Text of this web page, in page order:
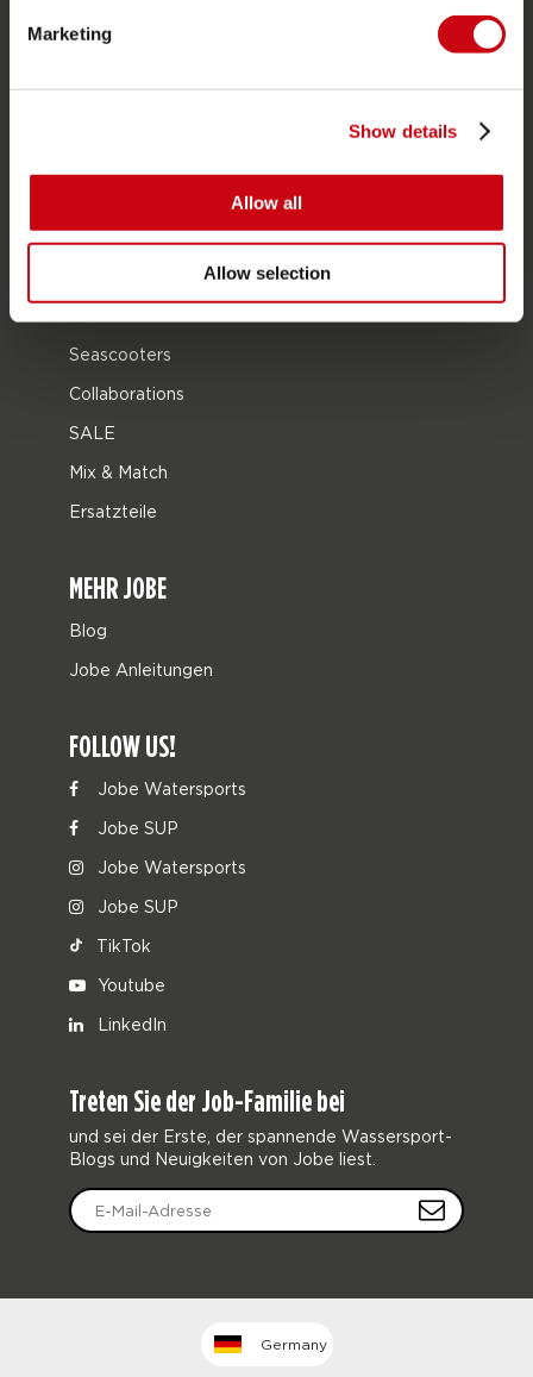
Marketing
Show details
Allow all
Allow selection
Kneeboarding
Geschenkkarten
Seascooters
Collaborations
SALE
Mix & Match
Ersatzteile
MEHR JOBE
Blog
Jobe Anleitungen
FOLLOW US!
Jobe Watersports
Jobe SUP
Jobe Watersports
Jobe SUP
TikTok
Youtube
LinkedIn
Treten Sie der Job-Familie bei
und sei der Erste, der spannende Wassersport-
Blogs und Neuigkeiten von Jobe liest.
Germany